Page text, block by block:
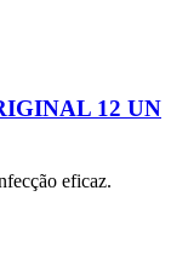
12 UN
eficaz.